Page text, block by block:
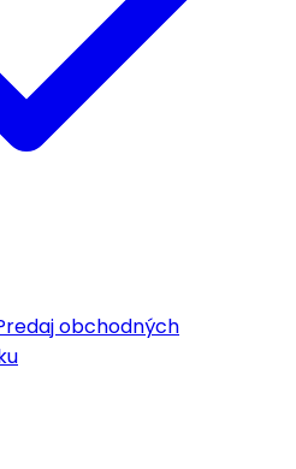
obchodných